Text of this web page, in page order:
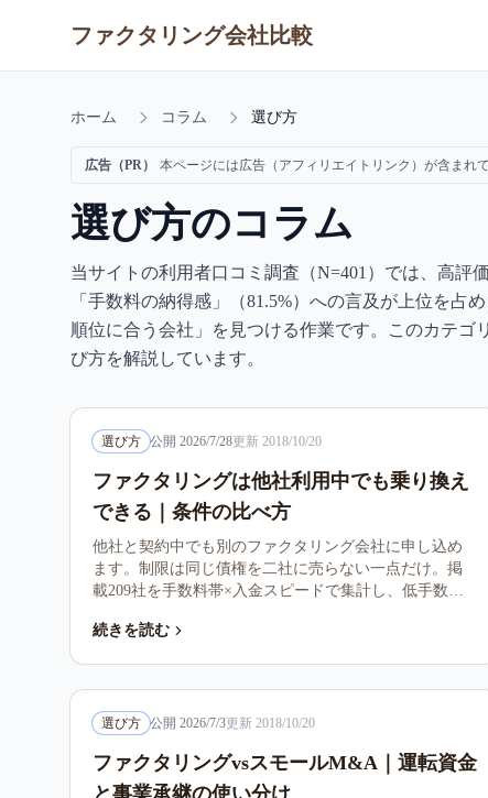
ファクタリング会社比較
ホーム コラム 選び方
広告（PR） 本ページには広告（アフィリエイトリンク）が含まれて
選び方のコラム
当サイトの利用者口コミ調査（N=401）では、高評
「手数料の納得感」（81.5%）への言及が上位を
順位に合う会社」を見つける作業です。このカテ
び方を解説しています。
選び方 公開 2026/7/28更新 2018/10/20
ファクタリングは他社利用中でも乗り換え
できる｜条件の比べ方
他社と契約中でも別のファクタリング会社に申し込め
ます。制限は同じ債権を二社に売らない一点だけ。掲
載209社を手数料帯×入金スピードで集計し、低手数料
トレードオフを公開。不満から逆算する乗り換え・併
続きを読む
選び方 公開 2026/7/3更新 2018/10/20
ファクタリングvsスモールM&A｜運転資金
と事業承継の使い分け